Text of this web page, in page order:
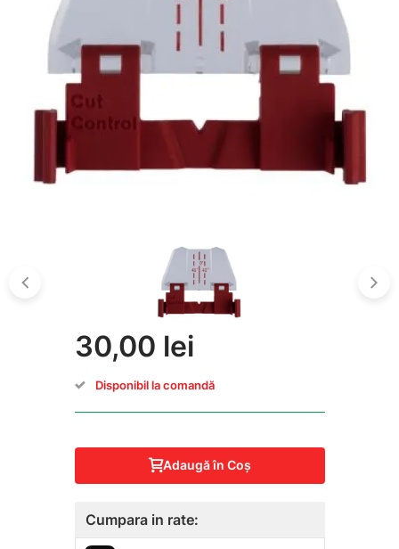
30,00 lei
Disponibil la comandă
Adaugă în Coş
Cumpara in rate: